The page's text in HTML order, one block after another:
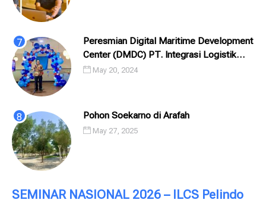
Peresmian Digital Maritime Development
Center (DMDC) PT. Integrasi Logistik
Cipta Solusi (ILCS) / Pelindo Solusi
May 20, 2024
Pohon Soekarno di Arafah
May 27, 2025
SEMINAR NASIONAL 2026 – ILCS Pelindo